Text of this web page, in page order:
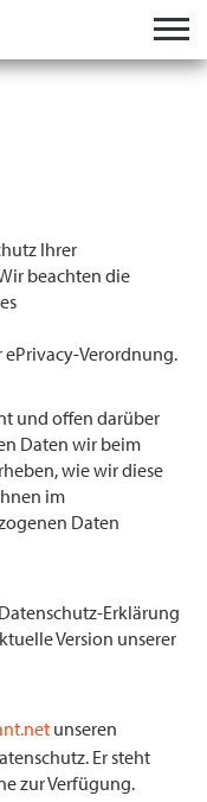
Ihrer
beachten die
Verordnung.
und offen darüber
Daten wir beim
wie wir diese
im
Daten
Erklärung
Version unserer
unseren
Er steht
zur Verfügung.